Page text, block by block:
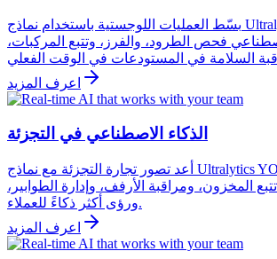
بسّط العمليات اللوجستية باستخدام نماذج Ultralytics YOLO. تُمكّن
فحص الطرود، والفرز، وتتبع المركبات،
اعرف المزيد
الذكاء الاصطناعي في التجزئة
أعد تصور تجارة التجزئة مع نماذج Ultralytics YOLO. تعزز الرؤية
المخزون، ومراقبة الأرفف، وإدارة الطوابير،
ورؤى أكثر ذكاءً للعملاء.
اعرف المزيد